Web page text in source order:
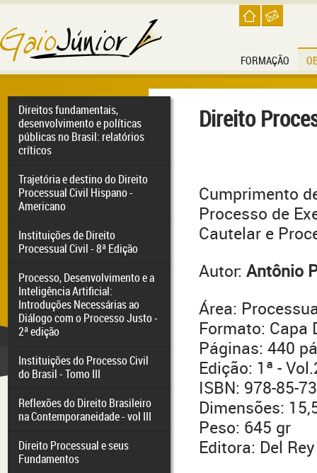
FORMAÇÃO
Direitos fundamentais,
desenvolvimento e políticas
públicas no Brasil: relatórios
críticos
Trajetória e destino do Direito
Processual Civil Hispano -
Americano
Instituições de Direito
Processual Civil - 8ª Edição
Processo, Desenvolvimento e a
Inteligência Artificial:
Introduções Necessárias ao
Diálogo com o Processo Justo -
2ª edição
Instituições do Processo Civil
do Brasil - Tomo III
Reflexões do Direito Brasileiro
na Contemporaneidade - vol III
Direito Processual e seus
Fundamentos
Direito
Cumprimento
Processo de
Cautelar e
Autor: Antônio
Área:
Formato: Capa
Páginas: 440
Edição: 1ª -
ISBN: 978-85-
Dimensões:
Peso: 645 gr
Editora: Del Rey